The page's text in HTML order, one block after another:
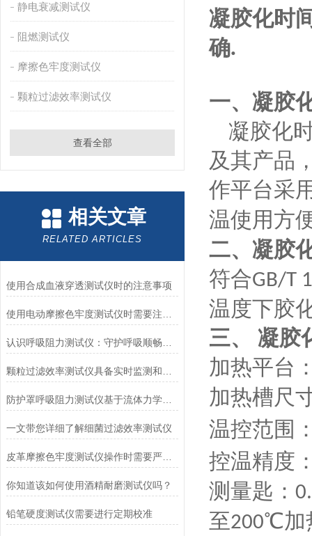
静电衰减测试仪
阻燃测试仪
摩擦色牢度测试仪
颗粒过滤效率测试仪
查看全部
相关文章
RELATED ARTICLES
使用合成血液穿透测试仪时的注意事项
防护罩呼吸阻力测试仪基于流体力学与压力传感技术
一文带您详细了解细菌过滤效率测试仪
皮革摩擦色牢度测试仪操作时需要严格遵循规程
你知道该如何使用酒精耐磨测试仪吗？
铅笔硬度测试仪需要进行定期校准
凝胶化时
确.
一、 凝胶
凝胶化
及其产品
作平台采
温使用方
二、 凝胶
符合GB/T
温度下胶
三、 凝胶
加热平台
加热槽尺
温控范围
控温精度
测量匙：
至200℃加